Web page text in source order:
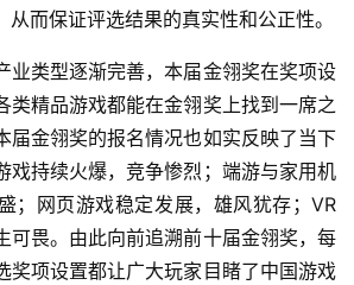
而保证评选结果的真实性和公正性。
类型逐渐完善，本届金翎奖在奖项设
类精品游戏都能在金翎奖上找到一席之
届金翎奖的报名情况也如实反映了当下
戏持续火爆，竞争惨烈；端游与家用机
；网页游戏稳定发展，雄风犹存；VR
可畏。由此向前追溯前十届金翎奖，每
奖项设置都让广大玩家目睹了中国游戏